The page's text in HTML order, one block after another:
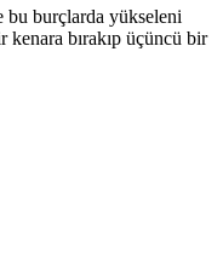
bu burçlarda yükseleni
bırakıp üçüncü bir